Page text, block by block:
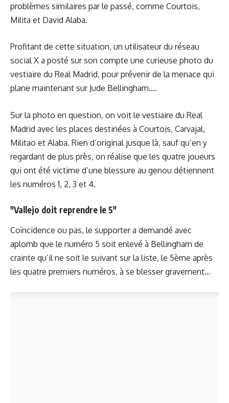
problèmes similaires par le passé, comme Courtois,
Milita et David Alaba.
Profitant de cette situation, un utilisateur du réseau
social X a posté sur son compte une curieuse photo du
vestiaire du Real Madrid, pour prévenir de la menace qui
plane maintenant sur Jude Bellingham….
Sur la photo en question, on voit le vestiaire du Real
Madrid avec les places destinées à Courtois, Carvajal,
Militao et Alaba. Rien d’original jusque là, sauf qu’en y
regardant de plus près, on réalise que les quatre joueurs
qui ont été victime d’une blessure au genou détiennent
les numéros 1, 2, 3 et 4.
"Vallejo doit reprendre le 5"
Coïncidence ou pas, le supporter a demandé avec
aplomb que le numéro 5 soit enlevé à Bellingham de
crainte qu’il ne soit le suivant sur la liste, le 5ème après
les quatre premiers numéros, à se blesser gravement…